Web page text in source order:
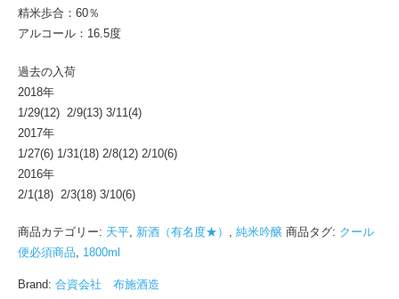
精米歩合：60％
アルコール：16.5度
過去の入荷
2018年
1/29(12) 2/9(13) 3/11(4)
2017年
1/27(6) 1/31(18) 2/8(12) 2/10(6)
2016年
2/1(18) 2/3(18) 3/10(6)
商品カテゴリー: 天平, 新酒（有名度★） , 純米吟醸 商品タグ: クール
便必須商品, 1800ml
Brand: 合資会社 布施酒造